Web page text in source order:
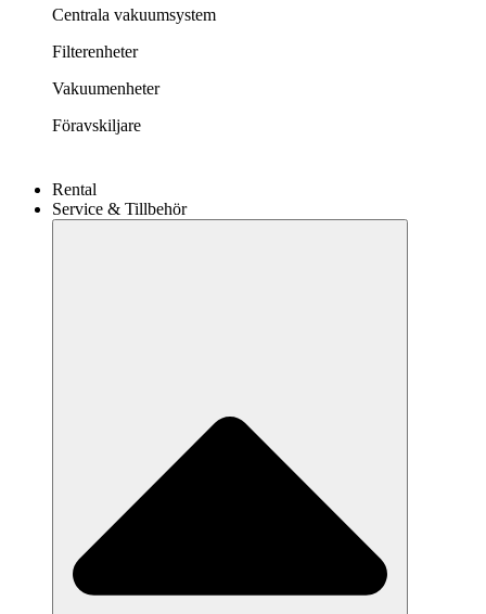
Centrala vakuumsystem
Filterenheter
Vakuumenheter
Föravskiljare
Rental
Service & Tillbehör